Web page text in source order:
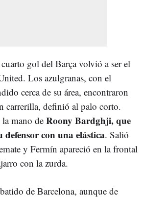
gol del Barça volvió a ser el
Los azulgranas, con el
cerca de su área, encontraron
carrerilla, definió al palo corto.
mano de Roony Bardghji, que
con una elástica. Salió
y Fermín apareció en la frontal
con la zurda.
de Barcelona, aunque de